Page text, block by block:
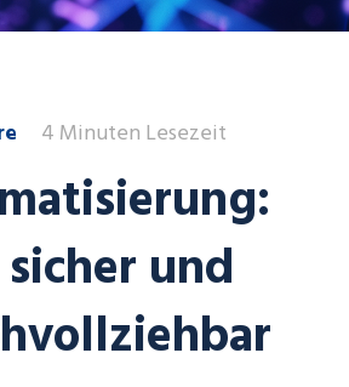
4 Minuten Lesezeit
und